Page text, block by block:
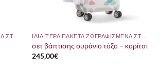
σετ βάπτισης ουράνιο τόξο – κορίτσι
245,00€